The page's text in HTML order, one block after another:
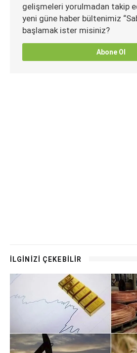
gelişmeleri yorulmadan takip
yeni güne haber bültenimiz
başlamak ister misiniz?
Abone Ol
İLGİNİZİ ÇEKEBİLİR